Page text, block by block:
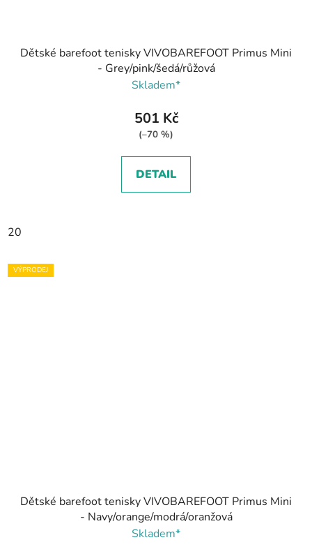
Dětské barefoot tenisky VIVOBAREFOOT Primus Mini
- Grey/pink/šedá/růžová
Skladem*
501 Kč
(–70 %)
DETAIL
20
VÝPRODEJ
Dětské barefoot tenisky VIVOBAREFOOT Primus Mini
- Navy/orange/modrá/oranžová
Skladem*